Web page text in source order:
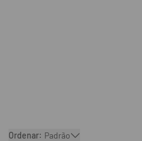
Ordenar: Padrão